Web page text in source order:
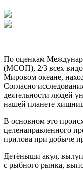
По оценкам
(МСОП), 2/3 всех
Мировом океане,
Согласно
деятельности людей
нашей планете
В основном это
целенаправленного
прилова при добыче
Детёныши акул,
с рыбного рынка,